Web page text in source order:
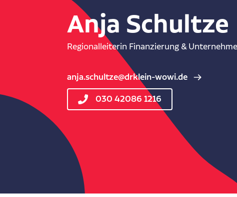
Anja Schultze
Regionalleiterin Finanzierung &
anja.schultze@drklein-wowi.de
030 42086 1216